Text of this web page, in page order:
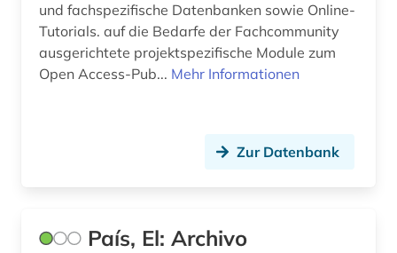
tageszeitungen (1)
telekommunikation (1)
templerorden (1)
troubadourlyrik (1)
und fachspezifische Datenbanken sowie Online-
Tutorials. auf die Bedarfe der Fachcommunity
ausgerichtete projektspezifische Module zum
Open Access-Pub... Mehr Informationen
Zur Datenbank
País, El: Archivo